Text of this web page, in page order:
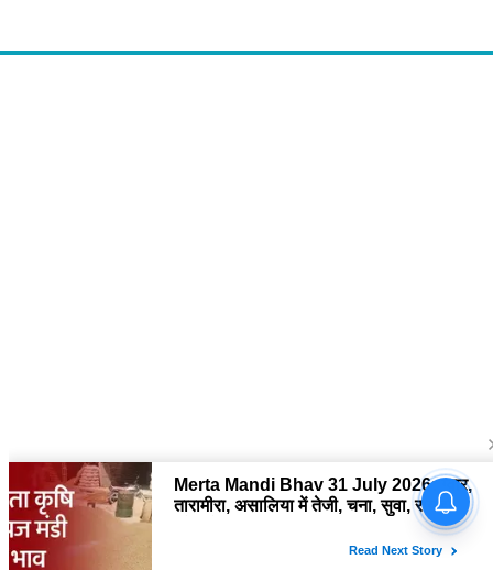
Follow Us
Copyright © 2026 The Chopal. All rights Reserved.